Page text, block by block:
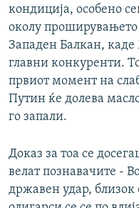
кондиција, особено
околу
Западен Балкан, каде
главни конкуренти.
првиот момент на
Путин ќе долева
го запали.
Доказ за тоа се
велат познавачите -
државен удар, близок